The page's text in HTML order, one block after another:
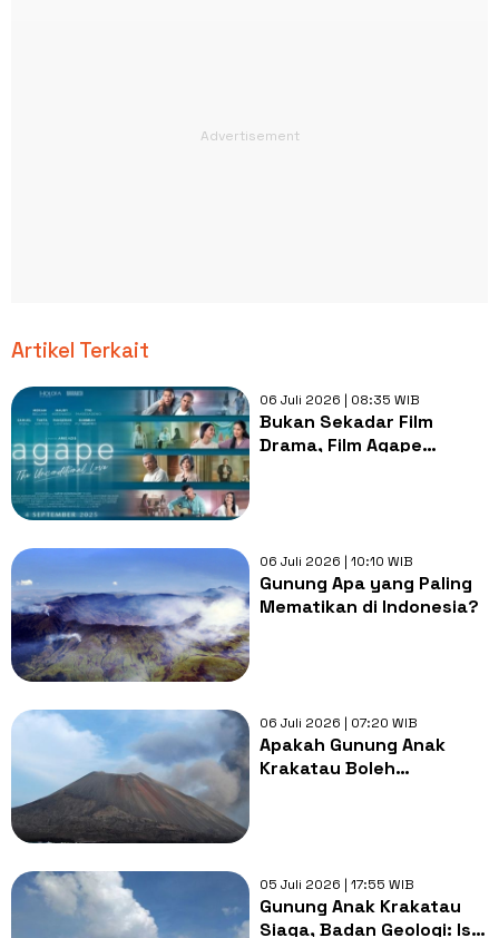
Artikel Terkait
06 Juli 2026 | 08:35 WIB
Bukan Sekadar Film
Drama, Film Agape
06 Juli 2026 | 10:10 WIB
Gunung Apa yang Paling
Mematikan di Indonesia?
06 Juli 2026 | 07:20 WIB
Apakah Gunung Anak
Krakatau Boleh
05 Juli 2026 | 17:55 WIB
Gunung Anak Krakatau
Siaga, Badan Geologi: Isu